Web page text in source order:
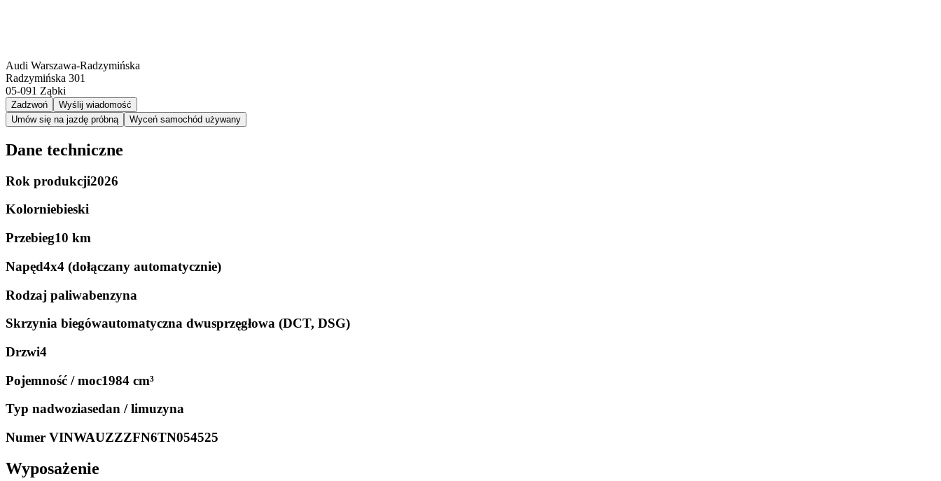
Audi Warszawa-Radzymińska
Radzymińska 301
05-091 Ząbki
Zadzwoń
Wyślij wiadomość
Umów się na jazdę próbną
Wyceń samochód używany
Dane techniczne
Rok produkcji2026
Kolorniebieski
Przebieg10 km
Napęd4x4 (dołączany automatycznie)
Rodzaj paliwabenzyna
Skrzynia biegówautomatyczna dwusprzęgłowa (DCT, DSG)
Drzwi4
Pojemność / moc1984 cm³
Typ nadwoziasedan / limuzyna
Numer VINWAUZZZFN6TN054525
Wyposażenie